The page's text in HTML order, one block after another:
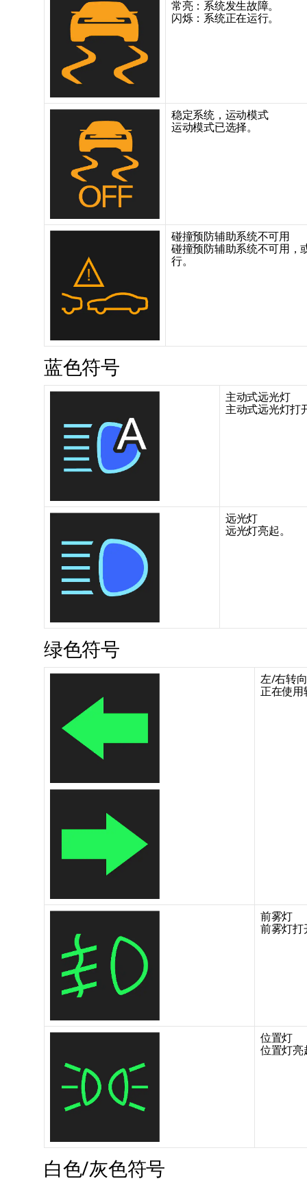
常亮：系统发生故障。
闪烁：系统正在运行。
稳定系统，运动模式
运动模式已选择。
碰撞预防辅助系统不可用
碰撞预防辅助系统不可用，
行。
蓝色符号
主动式远光灯
主动式远光灯打
远光灯
远光灯亮起。
绿色符号
左/右转
正在使用
前雾灯
前雾灯打
位置灯
位置灯亮
白色/灰色符号